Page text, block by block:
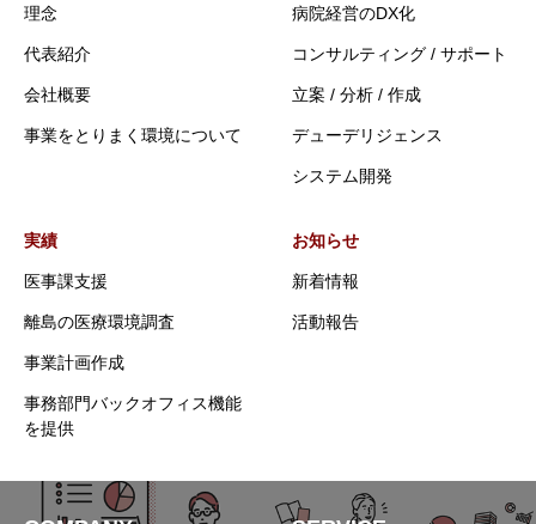
理念
代表紹介
会社概要
事業をとりまく環境について
病院経営のDX化
コンサルティング / サポート
立案 / 分析 / 作成
デューデリジェンス
システム開発
実績
医事課支援
離島の医療環境調査
事業計画作成
事務部門バックオフィス機能
を提供
お知らせ
新着情報
活動報告